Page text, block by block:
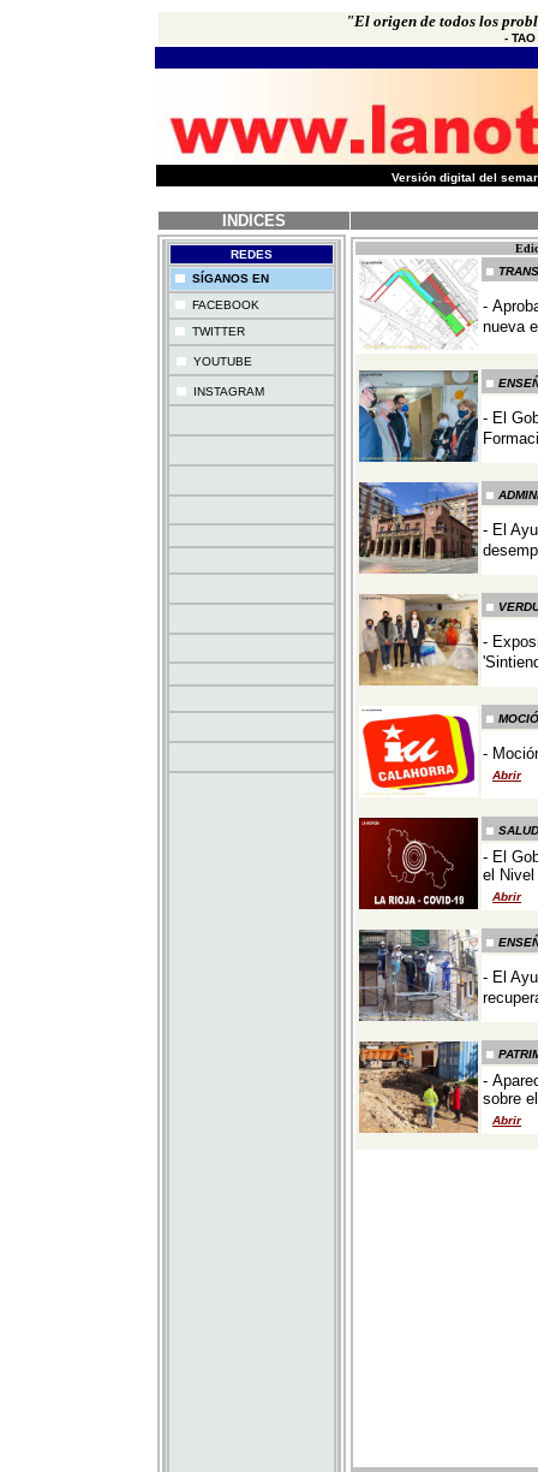
"El origen de todos los
-
Versión digital del
INDICES